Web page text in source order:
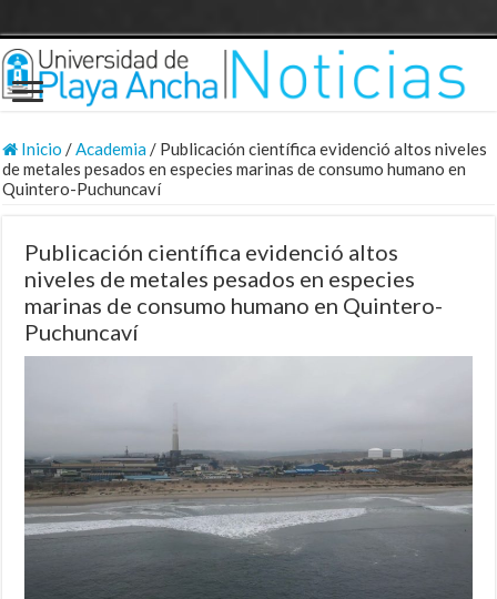
Inicio /Academia/ Publicación científica evidenció altos niveles
de metales pesados en especies marinas de consumo humano en
Quintero-Puchuncaví
Publicación científica evidenció altos
niveles de metales pesados en especies
marinas de consumo humano en Quintero-
Puchuncaví